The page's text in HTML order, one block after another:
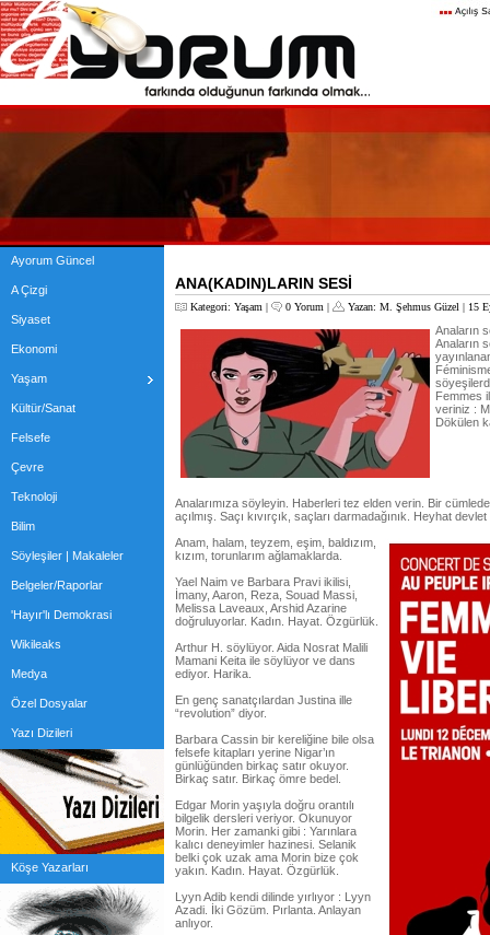
Ayorum Güncel
A Çizgi
Siyaset
Ekonomi
Yaşam
Kültür/Sanat
Felsefe
Çevre
Teknoloji
Bilim
Söyleşiler | Makaleler
Belgeler/Raporlar
'Hayır'lı Demokrasi
Wikileaks
Medya
Özel Dosyalar
Yazı Dizileri
Köşe Yazarları
ANA(KADIN)LARIN SESİ
Kategori: Yaşam | 0 Yorum | Yazan: M. Şehmus Güzel | 15
Anaların
Anaların
Femmes
veriniz :
Dökülen
Analarımıza söyleyin. Haberleri tez elden verin. Bir
açılmış. Saçı kıvırçık, saçları darmadağınık. Heyhat
Anam, halam, teyzem, eşim, baldızım,
kızım, torunlarım ağlamaklarda.
Yael Naim ve Barbara Pravi ikilisi,
İmany, Aaron, Reza, Souad Massi,
Melissa Laveaux, Arshid Azarine
doğruluyorlar. Kadın. Hayat. Özgürlük.
Arthur H. söylüyor. Aida Nosrat Malili
Mamani Keita ile söylüyor ve dans
ediyor. Harika.
En genç sanatçılardan Justina ille
“revolution” diyor.
Barbara Cassin bir kereliğine bile olsa
felsefe kitapları yerine Nigar’ın
günlüğünden birkaç satır okuyor.
Birkaç satır. Birkaç ömre bedel.
Edgar Morin yaşıyla doğru orantılı
bilgelik dersleri veriyor. Okunuyor
Morin. Her zamanki gibi : Yarınlara
kalıcı deneyimler hazinesi. Selanik
belki çok uzak ama Morin bize çok
yakın. Kadın. Hayat. Özgürlük.
Lyyn Adib kendi dilinde yırlıyor : Lyyn
Azadi. İki Gözüm. Pırlanta. Anlayan
anlıyor.